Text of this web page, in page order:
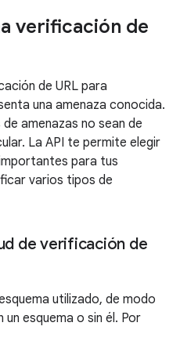
verificación de
de URL para
una amenaza conocida.
amenazas no sean de
La API te permite elegir
para tus
varios tipos de
de verificación de
utilizado, de modo
un esquema o sin él. Por